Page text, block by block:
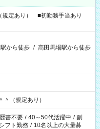
定あり） ■初勤務手当あり
から徒歩 / 高田馬場駅から徒歩
（規定あり）
書不要 / 40～50代活躍中 / 副
シフト勤務 / 10名以上の大量募